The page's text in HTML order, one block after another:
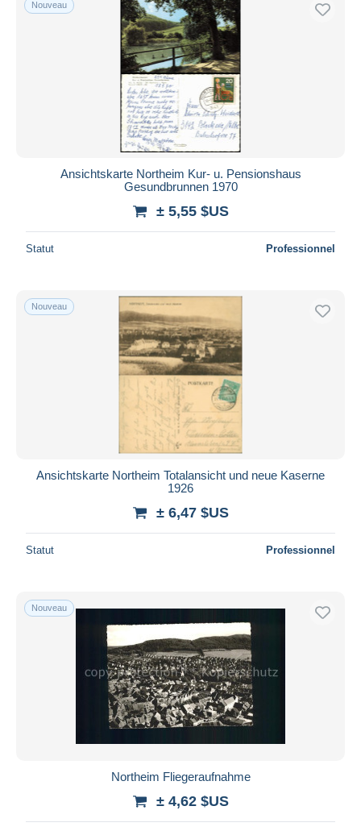
Uniquement en réduction
Livraison gratuite
Méthodes de paiement
PayPal
Virement bancaire
Mastercard
Bancontact
Monde entier
Appliquer
Nouveau
Ansichtskarte Northeim Kur- u. Pensionshaus
Gesundbrunnen 1970
± 5,55 $US
Statut Professionnel
Nouveau
Ansichtskarte Northeim Totalansicht und neue Kaserne
1926
± 6,47 $US
Statut Professionnel
Nouveau
Northeim Fliegeraufnahme
± 4,62 $US